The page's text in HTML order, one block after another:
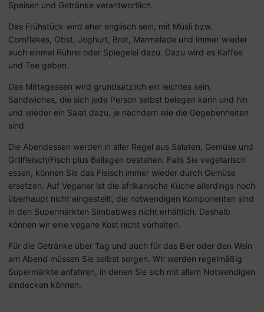
Speisen und Getränke verantwortlich.
Das Frühstück wird eher englisch sein, mit Müsli bzw.
Cornflakes, Obst, Joghurt, Brot, Marmelade und immer wieder
auch einmal Rührei oder Spiegelei dazu. Dazu wird es Kaffee
und Tee geben.
Das Mittagessen wird grundsätzlich ein leichtes sein,
Sandwiches, die sich jede Person selbst belegen kann und hin
und wieder ein Salat dazu, je nachdem wie die Gegebenheiten
sind.
Die Abendessen werden in aller Regel aus Salaten, Gemüse und
Grillfleisch/Fisch plus Beilagen bestehen. Falls Sie vegetarisch
essen, können Sie das Fleisch immer wieder durch Gemüse
ersetzen. Auf Veganer ist die afrikanische Küche allerdings noch
überhaupt nicht eingestellt, die notwendigen Komponenten sind
in den Supermärkten Simbabwes nicht erhältlich. Deshalb
können wir eine vegane Kost nicht vorhalten.
Für die Getränke über Tag und auch für das Bier oder den Wein
am Abend müssen Sie selbst sorgen. Wir werden regelmäßig
Supermärkte anfahren, in denen Sie sich mit allem Notwendigen
eindecken können.